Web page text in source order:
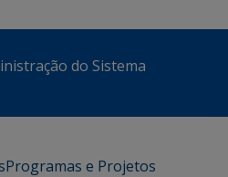
do Sistema
Programas e Projetos